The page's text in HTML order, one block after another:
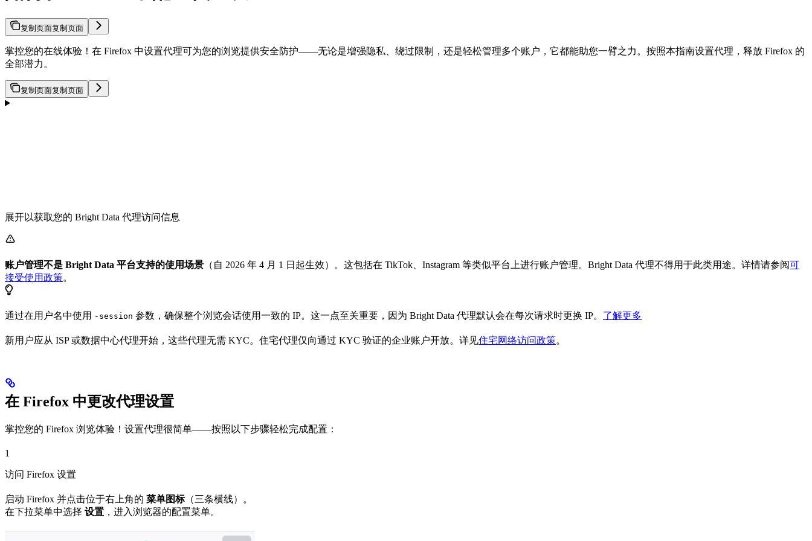
复制页面复制页面
掌控您的在线体验！在 Firefox 中设置代理可为您的浏览提供安全防护——无论是增强隐私、绕过限制，还是轻松管理多个账户，它都能助您一臂之力。按照本指南设置代理，释放 Firefox 的
全部潜力。
复制页面复制页面
展开以获取您的 Bright Data 代理访问信息
账户管理不是 Bright Data 平台支持的使用场景 （自 2026 年 4 月 1 日起生效）。这包括在 TikTok、Instagram 等类似平台上进行账户管理。Bright Data 代理不得用于此类用途。详情请参阅可
接受使用政策。
通过在用户名中使用 -session 参数，确保整个浏览会话使用一致的 IP。这一点至关重要，因为 Bright Data 代理默认会在每次请求时更换 IP。 了解更多
新用户应从 ISP 或数据中心代理开始，这些代理无需 KYC。住宅代理仅向通过 KYC 验证的企业账户开放。详见住宅网络访问政策。
在 Firefox 中更改代理设置
掌控您的 Firefox 浏览体验！设置代理很简单——按照以下步骤轻松完成配置：
1
访问 Firefox 设置
启动 Firefox 并点击位于右上角的 菜单图标（三条横线）。
在下拉菜单中选择 设置 ，进入浏览器的配置菜单。